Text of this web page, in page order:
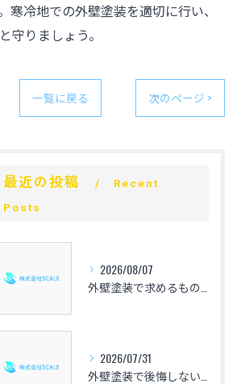
寒冷地での外壁塗装を適切に行い、
守りましょう。
一覧に戻る 次のページ >
最近の投稿
Recent
Posts
2026/08/07
2026/07/31